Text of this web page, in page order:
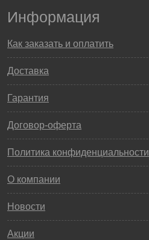
Информация
Как заказать и оплатить
Доставка
Гарантия
Договор-оферта
Политика конфиденциальности
О компании
Новости
Акции